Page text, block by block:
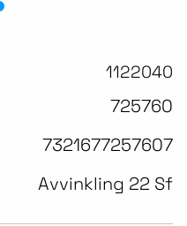
1122040
725760
7321677257607
Avvinkling 22 Sf